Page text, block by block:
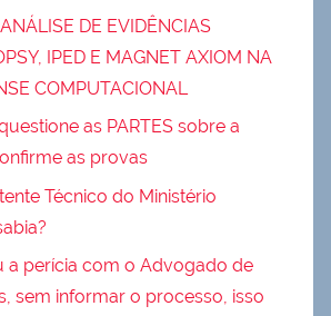
DE EVIDÊNCIAS
IPED E MAGNET AXIOM NA
COMPUTACIONAL
as PARTES sobre a
as provas
Técnico do Ministério
a perícia com o Advogado de
sem informar o processo, isso